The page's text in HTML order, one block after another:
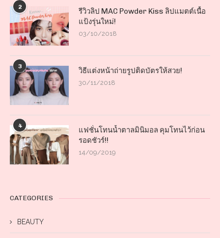
2
รีวิวลิป MAC Powder Kiss ลิปแมตต์เนื้อ
แป้งรุ่นใหม่!
03/10/2018
3 วิธีแต่งหน้าถ่ายรูปติดบัตรให้สวย!
30/11/2018
4
แฟชั่นโทนน้ำตาลมินิมอล คุมโทนไว้ก่อน
รอดชัวร์!!
14/09/2019
CATEGORIES
BEAUTY